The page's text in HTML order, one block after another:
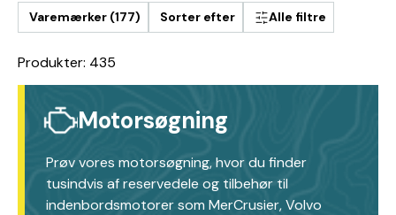
Varemærker (177)
Sorter efter Alle filtre
Produkter: 435
Motorsøgning
Prøv vores motorsøgning, hvor du finder
tusindvis af reservedele og tilbehør til
indenbordsmotorer som MerCrusier, Volvo